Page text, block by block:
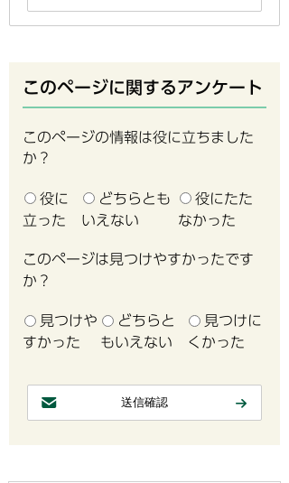
このページに関するアンケート
このページの情報は役に立ちました
か？
役に
立った
どちらとも
いえない
役にたた
なかった
このページは見つけやすかったです
か？
見つけや
すかった
どちらと
もいえない
見つけに
くかった